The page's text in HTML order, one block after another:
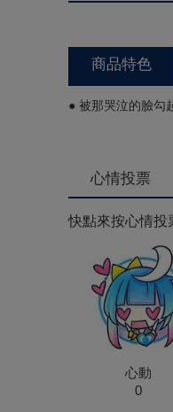
商品特色
● 被那哭泣的臉
心情投票
快點來按心情投
心動
0